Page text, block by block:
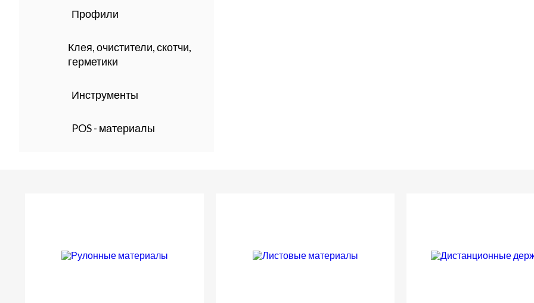
Профили
Клея, очистители, скотчи,
герметики
Инструменты
POS - материалы